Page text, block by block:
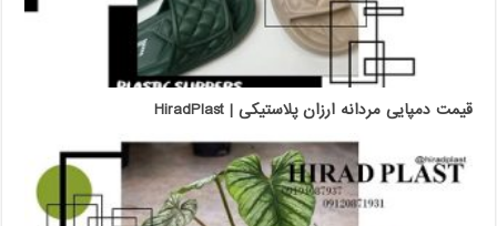
قیمت دمپایی مردانه ارزان پلاستیکی | HiradPlast